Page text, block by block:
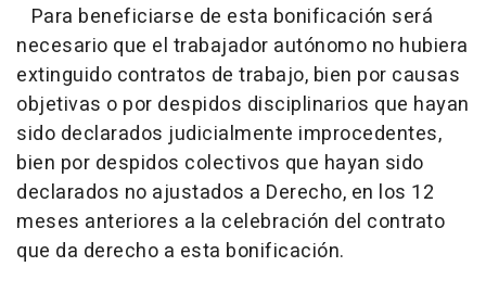
Para beneficiarse de esta bonificación será
necesario que el trabajador autónomo no hubiera
extinguido contratos de trabajo, bien por causas
objetivas o por despidos disciplinarios que hayan
sido declarados judicialmente improcedentes,
bien por despidos colectivos que hayan sido
declarados no ajustados a Derecho, en los 12
meses anteriores a la celebración del contrato
que da derecho a esta bonificación.